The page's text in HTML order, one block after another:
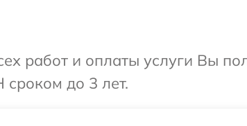
работ и оплаты услуги Вы
до 3 лет.